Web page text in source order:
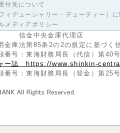
付先について
ィデューシャリー・デューティー）
メディアポリシー
信金中央金庫代理店
第85条2の2の規定に基づく
東海財務局長（代信）第40号
ャー誌 https://www.shinkin-
東海財務局長（登金）第25